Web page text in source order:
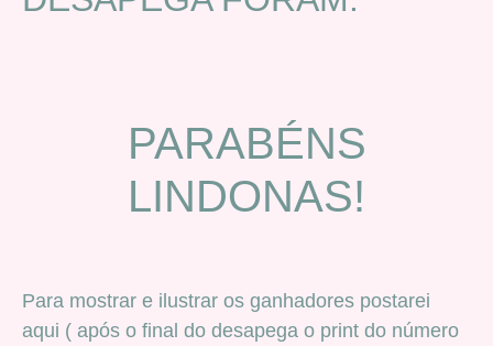
PARABÉNS
LINDONAS!
Para mostrar e ilustrar os ganhadores postarei
aqui ( após o final do desapega o print do número